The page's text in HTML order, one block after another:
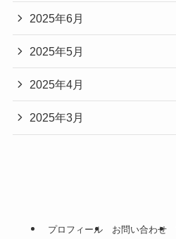
2025年6月
2025年5月
2025年4月
2025年3月
プロフィール お問い合わせ